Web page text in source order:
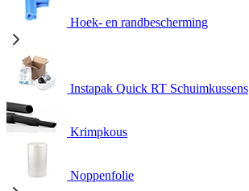
Hoek- en randbescherming
Instapak Quick RT Schuimkussens
Krimpkous
Noppenfolie